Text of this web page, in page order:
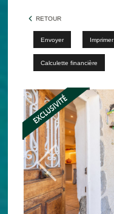
CONTACT
RETOUR
Envoyer Imprimer
Calculette financière